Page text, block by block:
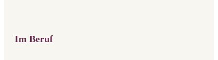
Im Beruf